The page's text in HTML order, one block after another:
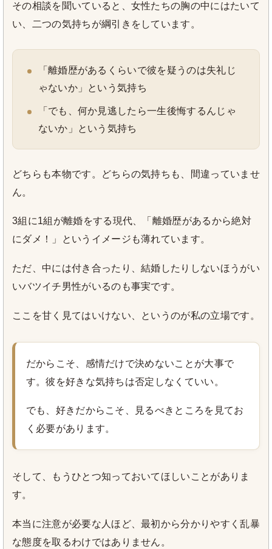
その相談を聞いていると、女性たちの胸の中にはたいて
い、二つの気持ちが綱引きをしています。
「離婚歴があるくらいで彼を疑うのは失礼じ
ゃないか」という気持ち
「でも、何か見逃したら一生後悔するんじゃ
ないか」という気持ち
どちらも本物です。どちらの気持ちも、間違っていませ
ん。
3組に1組が離婚をする現代、「離婚歴があるから絶対
にダメ！」というイメージも薄れています。
ただ、中には付き合ったり、結婚したりしないほうがい
いバツイチ男性がいるのも事実です。
ここを甘く見てはいけない、というのが私の立場です。
だからこそ、感情だけで決めないことが大事で
す。彼を好きな気持ちは否定しなくていい。
でも、好きだからこそ、見るべきところを見てお
く必要があります。
そして、もうひとつ知っておいてほしいことがありま
す。
本当に注意が必要な人ほど、最初から分かりやすく乱暴
な態度を取るわけではありません。